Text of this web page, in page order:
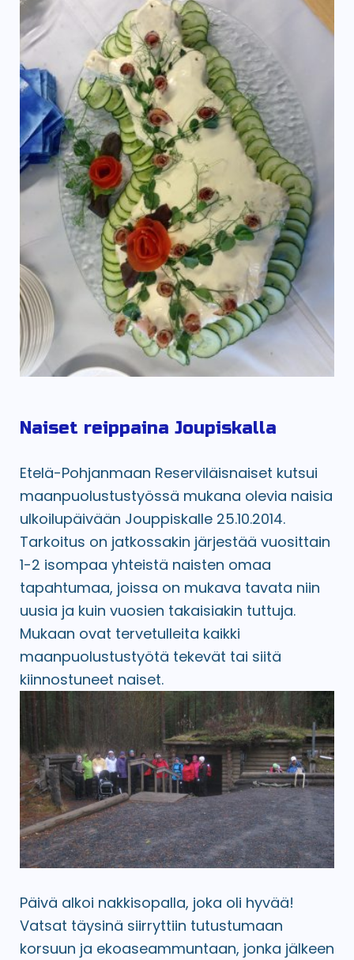
Naiset reippaina Joupiskalla
Etelä-Pohjanmaan Reserviläisnaiset kutsui
maanpuolustustyössä mukana olevia naisia
ulkoilupäivään Jouppiskalle 25.10.2014.
Tarkoitus on jatkossakin järjestää vuosittain
1-2 isompaa yhteistä naisten omaa
tapahtumaa, joissa on mukava tavata niin
uusia ja kuin vuosien takaisiakin tuttuja.
Mukaan ovat tervetulleita kaikki
maanpuolustustyötä tekevät tai siitä
kiinnostuneet naiset.
Päivä alkoi nakkisopalla, joka oli hyvää!
Vatsat täysinä siirryttiin tutustumaan
korsuun ja ekoaseammuntaan, jonka jälkeen